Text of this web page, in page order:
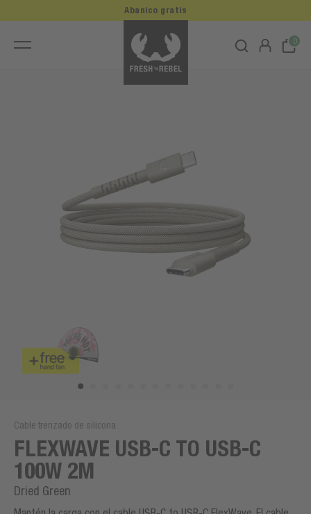
0
Abanico gratis
Cable trenzado de silicona
FLEXWAVE USB-C TO USB-C
100W 2M
Dried Green